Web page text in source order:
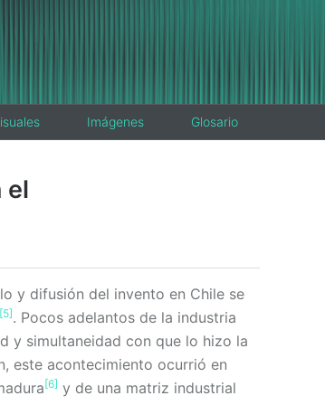
Imágenes Glosario
el
y difusión del invento en Chile se
[5]. Pocos adelantos de la industria
y simultaneidad con que lo hizo la
este acontecimiento ocurrió en
[6] y de una matriz industrial